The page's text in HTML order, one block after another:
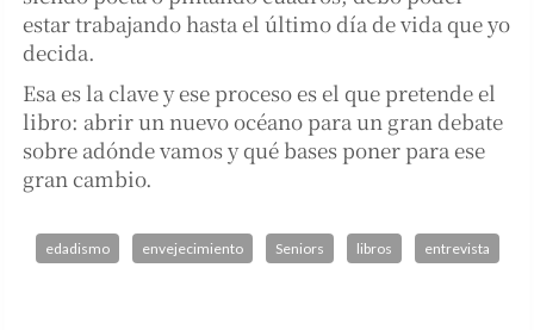
estar trabajando hasta el último día de vida que yo
decida.
Esa es la clave y ese proceso es el que pretende el
libro: abrir un nuevo océano para un gran debate
sobre adónde vamos y qué bases poner para ese
gran cambio.
edadismo envejecimiento Seniors libros entrevista